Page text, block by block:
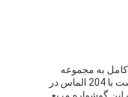
به طور کامل به مجموعه
جواهرات عروسي شما اضافه شده است با 204 الماس در